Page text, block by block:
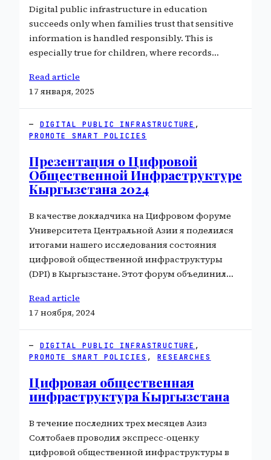
Digital public infrastructure in education
succeeds only when families trust that sensitive
information is handled responsibly. This is
especially true for children, where records…
Read article
17 января, 2025
DIGITAL PUBLIC INFRASTRUCTURE
PROMOTE SMART POLICIES
Презентация о Цифровой
Общественной Инфраструктуре
Кыргызстана 2024
В качестве докладчика на Цифровом форуме
Университета Центральной Азии я поделился
итогами нашего исследования состояния
цифровой общественной инфраструктуры
(DPI) в Кыргызстане. Этот форум объединил…
Read article
17 ноября, 2024
DIGITAL PUBLIC INFRASTRUCTURE
PROMOTE SMART POLICIES , RESEARCHES
Цифровая общественная
инфраструктура Кыргызстана
В течение последних трех месяцев Азиз
Солтобаев проводил экспресс-оценку
цифровой общественной инфраструктуры в